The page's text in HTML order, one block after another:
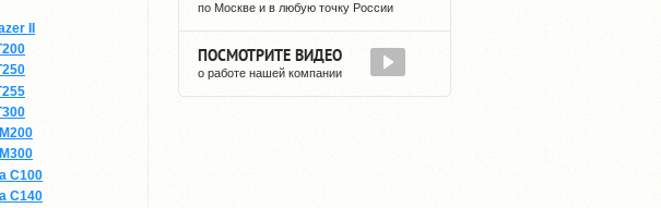
II
C100
C140
по Москве и в любую точку России
ПОСМОТРИТЕ ВИДЕО
о работе нашей компании